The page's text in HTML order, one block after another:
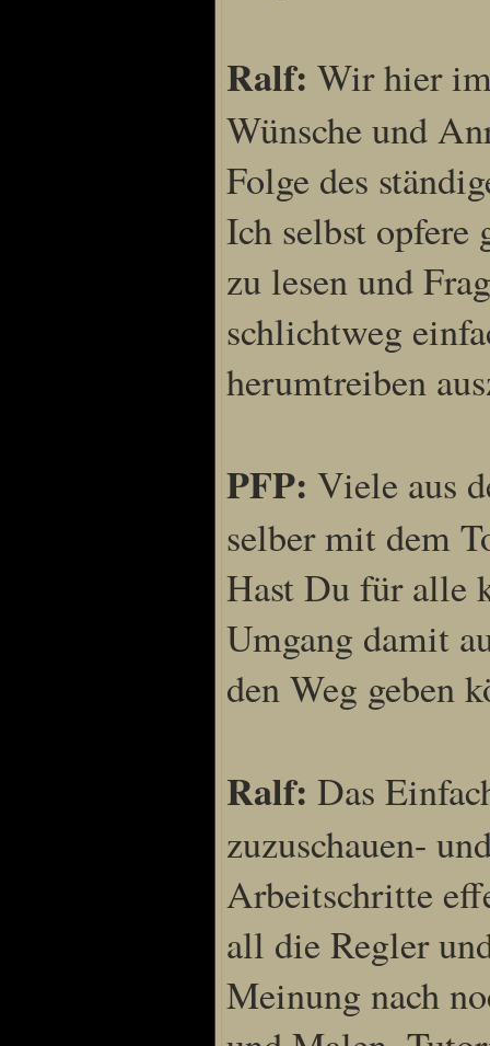
Ralf: Wir hier
Wünsche und
Folge des
Ich selbst opfere
zu lesen und
schlichtweg
herumtreiben
PFP: Viele aus
selber mit dem
Hast Du für alle
Umgang damit
den Weg geben
Ralf: Das
zuzuschauen-
Arbeitschritte
all die Regler
Meinung nach